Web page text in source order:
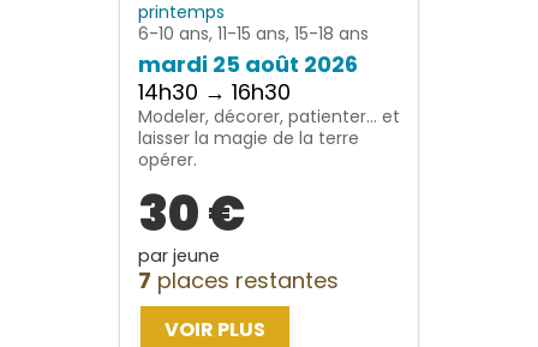
printemps
6-10 ans, 11-15 ans, 15-18 ans
mardi 25 août 2026
14h30 → 16h30
Modeler, décorer, patienter… et
laisser la magie de la terre
opérer.
30 €
par jeune
7 places restantes
VOIR PLUS